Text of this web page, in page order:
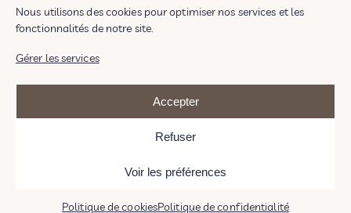
Nous utilisons des cookies pour optimiser nos services et les
fonctionnalités de notre site.
Gérer les services
Accepter
Refuser
Voir les préférences
Politique de cookiesPolitique de confidentialité
Œuvres traditionnelles et numériques : © Judith Gillet EI
Ornements visuels : images anciennes